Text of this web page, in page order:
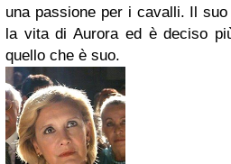
una passione per i cavalli. Il
la vita di Aurora ed è deciso
quello che è suo.